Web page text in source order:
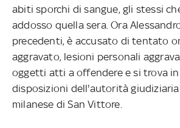
abiti sporchi di sangue, gli stessi
addosso quella sera. Ora
precedenti, è accusato di tentato
aggravato, lesioni personali
oggetti atti a offendere e si trova
disposizioni dell'autorità giudiziaria
milanese di San Vittore.